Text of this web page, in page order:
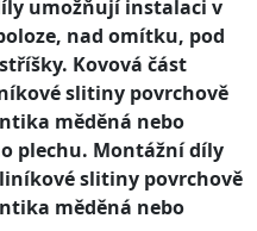
umožňují instalaci v
nad omítku, pod
Kovová část
slitiny povrchově
měděná nebo
plechu. Montážní díly
slitiny povrchově
měděná nebo